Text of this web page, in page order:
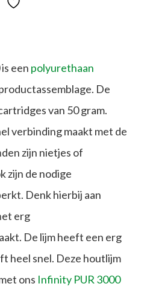
een polyurethaan
De
van 50 gram.
verbinding maakt met de
zijn nietjes of
zijn de nodige
Denk hierbij aan
erg
De lijm heeft een erg
heel snel. Deze houtlijm
ons Infinity PUR 3000